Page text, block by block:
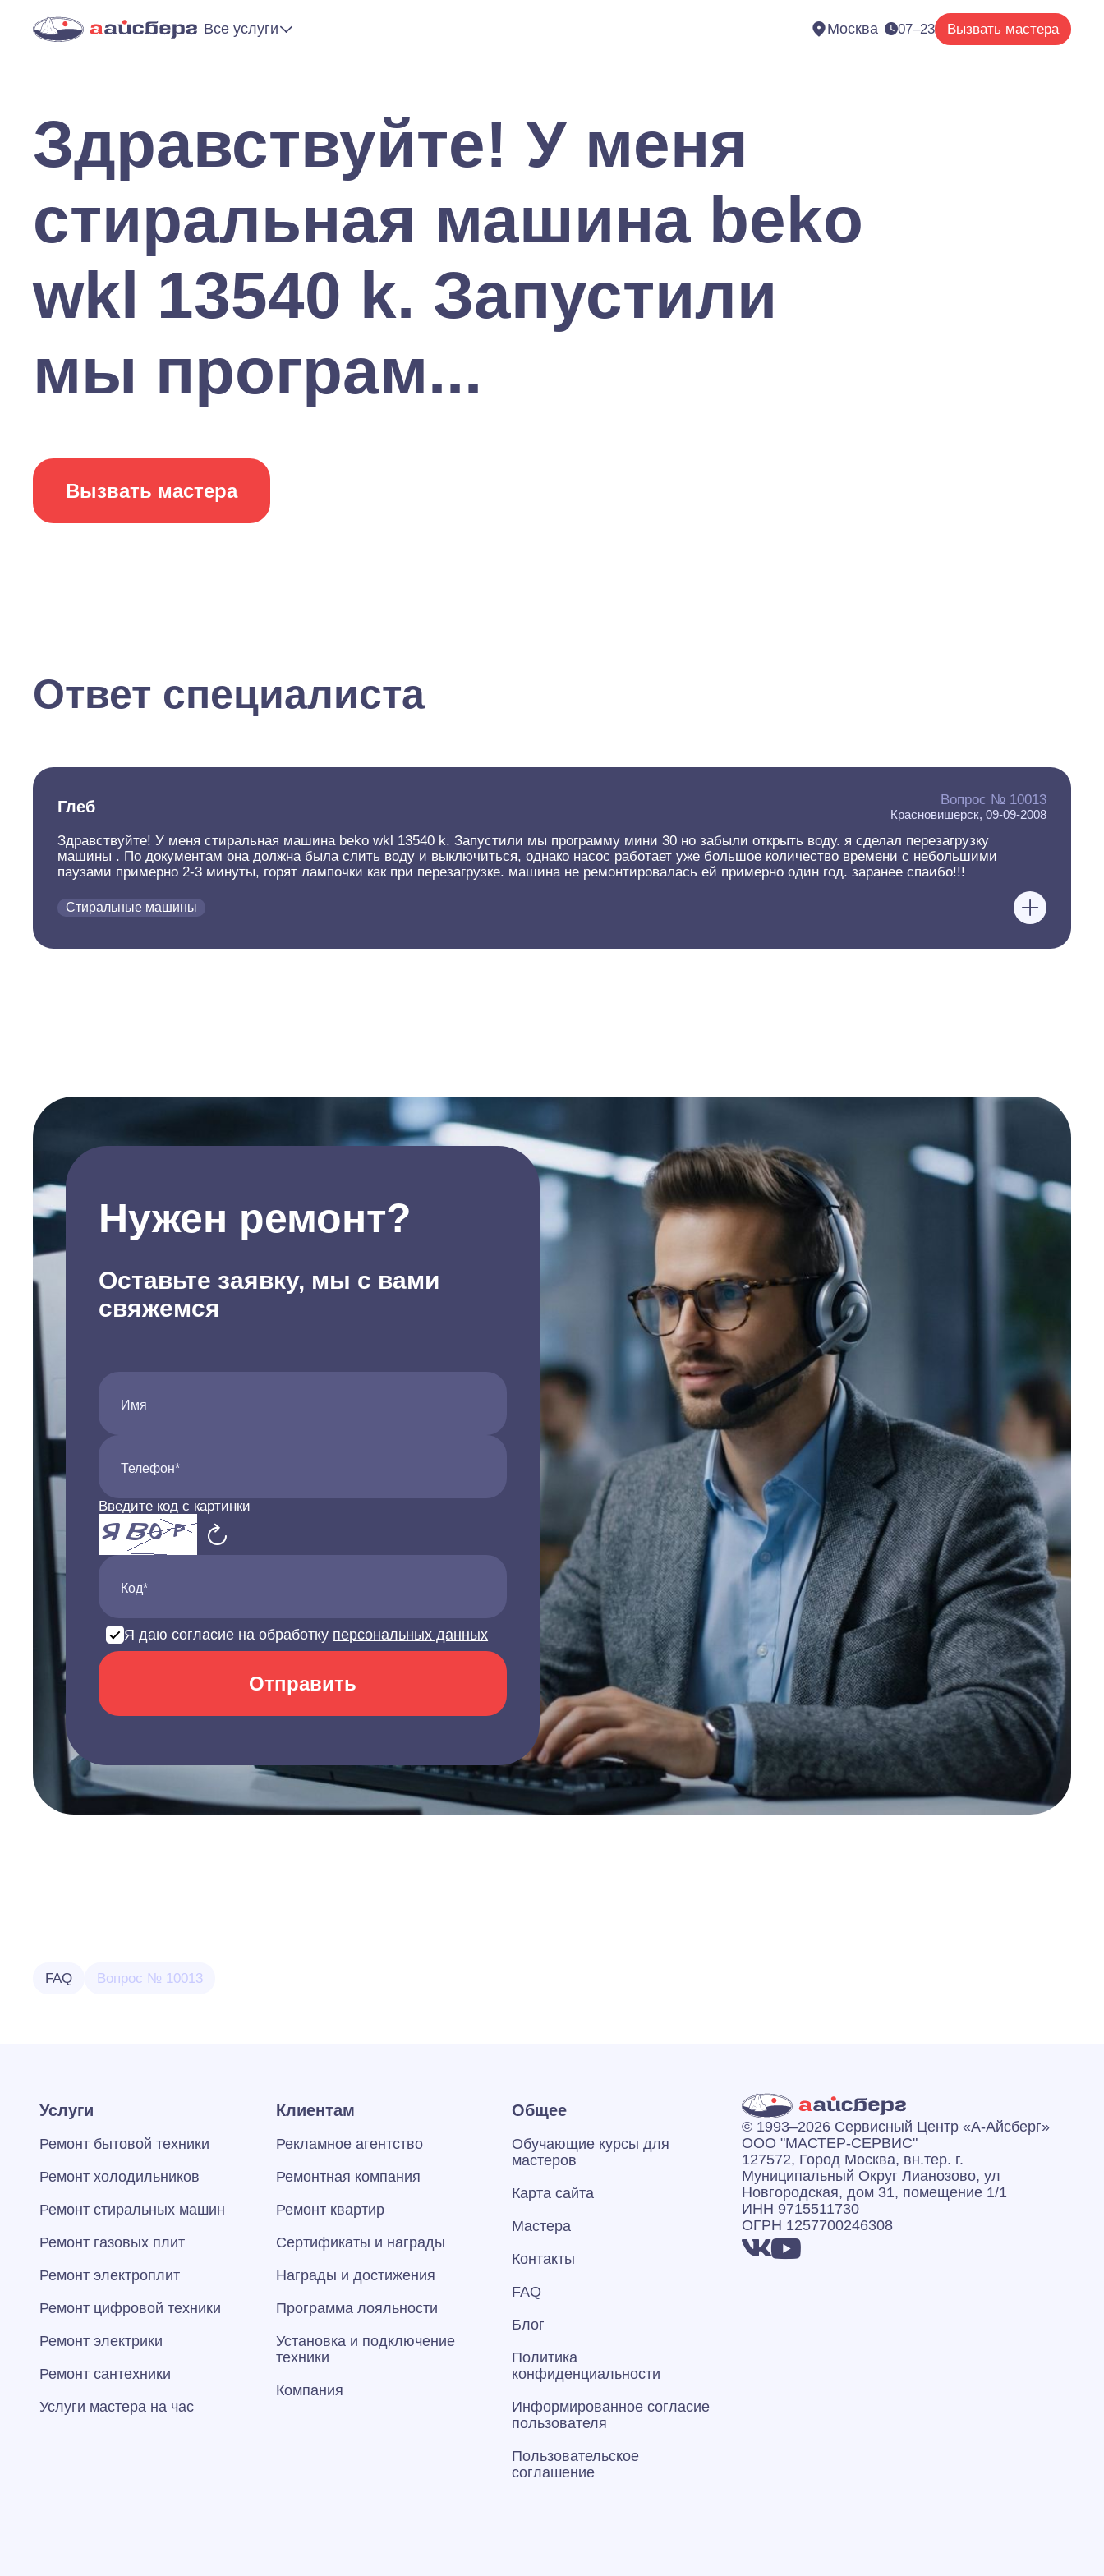
Все услуги Москва 07–23 Вызвать мастера
Здравствуйте! У меня
стиральная машина beko
wkl 13540 k. Запустили
мы програм...
Вызвать мастера
Ответ специалиста
Глеб Вопрос № 10013
Красновишерск, 09-09-2008
Здравствуйте! У меня стиральная машина beko wkl 13540 k. Запустили мы программу мини 30 но забыли открыть воду. я сделал перезагрузку
машины . По документам она должна была слить воду и выключиться, однако насос работает уже большое количество времени с небольшими
паузами примерно 2-3 минуты, горят лампочки как при перезагрузке. машина не ремонтировалась ей примерно один год. заранее спаибо!!!
Стиральные машины
Нужен ремонт?
Оставьте заявку, мы с вами
свяжемся
Имя
Телефон*
Введите код с картинки
Код*
Я даю согласие на обработку персональных данных
Отправить
FAQ Вопрос № 10013
Услуги
Ремонт бытовой техники
Ремонт холодильников
Ремонт стиральных машин
Ремонт газовых плит
Ремонт электроплит
Ремонт цифровой техники
Ремонт электрики
Ремонт сантехники
Услуги мастера на час
Клиентам
Рекламное агентство
Ремонтная компания
Ремонт квартир
Сертификаты и награды
Награды и достижения
Программа лояльности
Установка и подключение
техники
Компания
Общее
Обучающие курсы для
мастеров
Карта сайта
Мастера
Контакты
FAQ
Блог
Политика
конфиденциальности
Информированное согласие
пользователя
Пользовательское
соглашение
© 1993–2026 Сервисный Центр «А‑Айсберг»
ООО "МАСТЕР-СЕРВИС"
127572, Город Москва, вн.тер. г.
Муниципальный Округ Лианозово, ул
Новгородская, дом 31, помещение 1/1
ИНН 9715511730
ОГРН 1257700246308